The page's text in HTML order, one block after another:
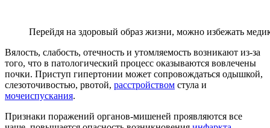
Перейдя на здоровый образ жизни, можно избежать
Вялость, слабость, отечность и утомляемость возникают из-за
того, что в патологический процесс оказываются вовлечены
почки. Приступ гипертонии может сопровождаться одышкой,
слезоточивостью, рвотой, расстройством стула и
мочеиспускания.
Признаки поражений органов-мишеней проявляются все